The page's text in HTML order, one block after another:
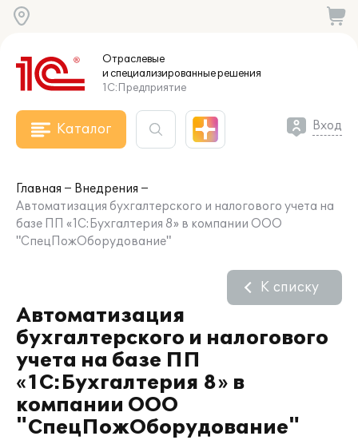
Отраслевые
и специализированныерешения
1С:Предприятие
Каталог Вход
Главная
Внедрения
Автоматизация бухгалтерского и налогового учета на
базе ПП «1C:Бухгалтерия 8» в компании ООО
"СпецПожОборудование"
Автоматизация
бухгалтерского и налогового
учета на базе ПП
«1C:Бухгалтерия 8» в
компании ООО
"СпецПожОборудование"
К списку